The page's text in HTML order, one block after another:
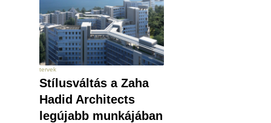
tervek
Stílusváltás a Zaha
Hadid Architects
legújabb munkájában